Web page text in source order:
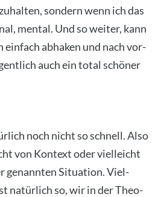
son­dern wenn ich das
men­tal. Und so wei­ter, kann
ein­fach abha­ken und nach vor­
auch ein total schö­ner
noch nicht so schnell. Also
von Kon­text oder viel­leicht
genann­ten Situa­ti­on. Viel­
natür­lich so, wir in der Theo­